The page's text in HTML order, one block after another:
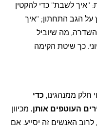
"איך לשבת" כדי להקטין
על הגב התחתון; "איך
השדרה, מה שיוביל
כך שיטת הקימה
חלק ממנהגינו, כדי
העוטפים אותן. מכיוון
האנשים זה יסייע. אם